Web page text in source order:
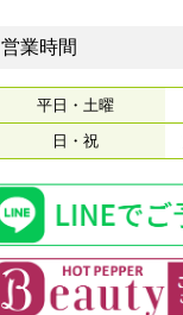
営業時間
平日・土曜
日・祝